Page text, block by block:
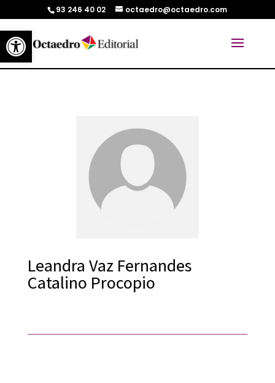
Abrir barra de herramientas
93 246 40 02 octaedro@octaedro.com
Leandra Vaz Fernandes
Catalino Procopio